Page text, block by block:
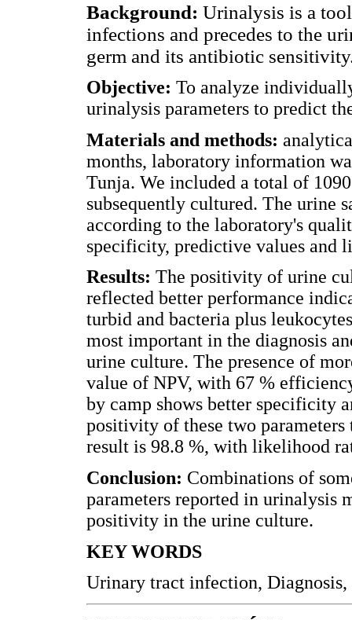
Background: Urinalysis is a
infections and precedes to the
germ and its antibiotic
Objective: To analyze
urinalysis parameters to predict
Materials and methods:
months, laboratory information
Tunja. We included a total of
subsequently cultured. The urine
according to the laboratory's
specificity, predictive values and
Results: The positivity of urine
reflected better performance
turbid and bacteria plus
most important in the diagnosis
urine culture. The presence of
value of NPV, with 67 %
by camp shows better specificity
positivity of these two
result is 98.8 %, with likelihood
Conclusion: Combinations of
parameters reported in urinalysis
positivity in the urine culture.
KEY WORDS
Urinary tract infection,